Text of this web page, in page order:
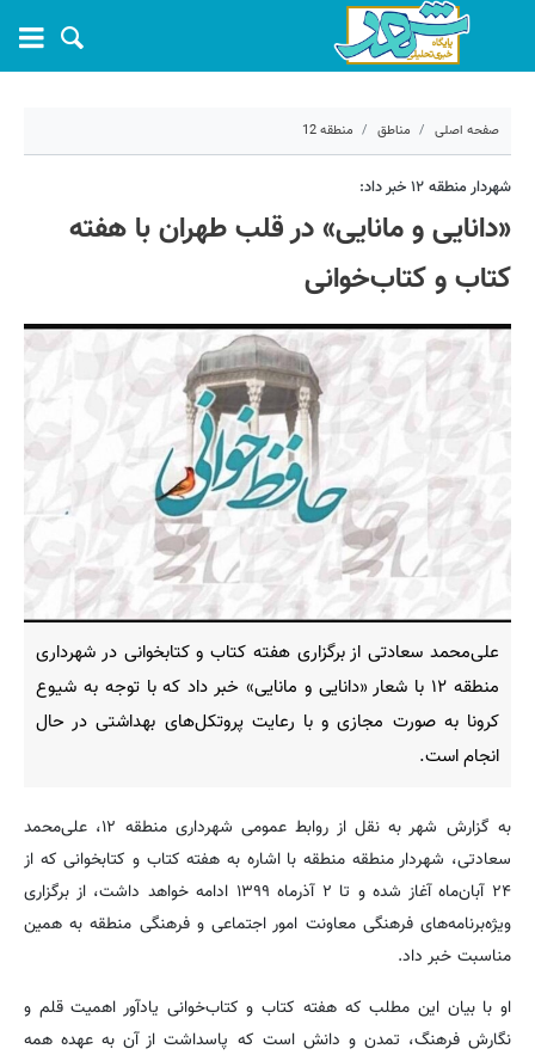
صفحه اصلی مناطق منطقه 12
۲۷ آبان ۱۳۹۹ - ۱۵:۴۰
کد مطلب: 6332
شهردار منطقه ۱۲ خبر داد:
«دانایی و مانایی» در قلب طهران با هفته
کتاب و کتاب‌خوانی
علی‌محمد سعادتی از برگزاری هفته کتاب و کتابخوانی در شهرداری
منطقه ۱۲ با شعار «دانایی و مانایی» خبر داد که با توجه به شیوع
کرونا به صورت مجازی و با رعایت پروتکل‌های بهداشتی در حال
انجام است.
به گزارش شهر به نقل از روابط عمومی شهرداری منطقه ۱۲، علی‌محمد
سعادتی، شهردار منطقه منطقه با اشاره به هفته کتاب و کتابخوانی که از
۲۴ آبان‌ماه آغاز شده و تا ۲ آذرماه ۱۳۹۹ ادامه خواهد داشت، از برگزاری
ویژه‌برنامه‌های فرهنگی معاونت امور اجتماعی و فرهنگی منطقه به همین
مناسبت خبر داد.
او با بیان این مطلب که هفته کتاب و کتاب‌خوانی یادآور اهمیت قلم و
نگارش فرهنگ، تمدن و دانش است که پاسداشت از آن به عهده همه